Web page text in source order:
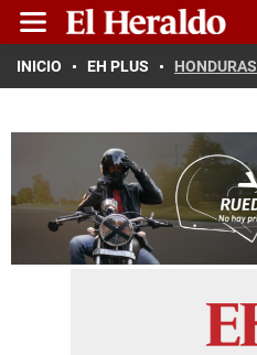
INICIO EH PLUS HONDURAS